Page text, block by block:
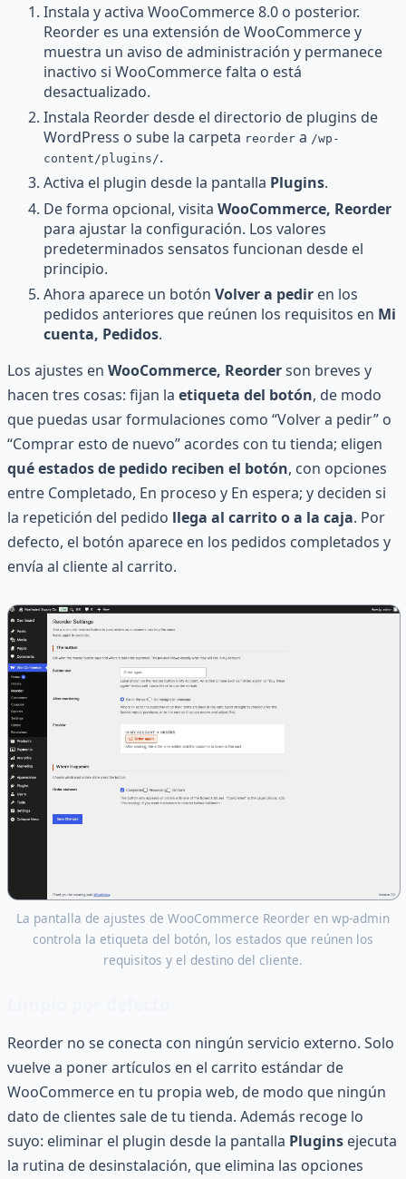
Instala y activa WooCommerce 8.0 o posterior.
Reorder es una extensión de WooCommerce y
muestra un aviso de administración y permanece
inactivo si WooCommerce falta o está
desactualizado.
Instala Reorder desde el directorio de plugins de
WordPress o sube la carpeta reorder a /wp-
content/plugins/.
Activa el plugin desde la pantalla Plugins.
De forma opcional, visita WooCommerce, Reorder
para ajustar la configuración. Los valores
predeterminados sensatos funcionan desde el
principio.
Ahora aparece un botón Volver a pedir en los
pedidos anteriores que reúnen los requisitos en Mi
cuenta, Pedidos.
Los ajustes en WooCommerce, Reorderson breves y
hacen tres cosas: fijan la etiqueta del botón, de modo
que puedas usar formulaciones como “Volver a pedir” o
“Comprar esto de nuevo” acordes con tu tienda; eligen
qué estados de pedido reciben el botón, con opciones
entre Completado, En proceso y En espera; y deciden si
la repetición del pedido llega al carrito o a la caja. Por
defecto, el botón aparece en los pedidos completados y
envía al cliente al carrito.
La pantalla de ajustes de WooCommerce Reorder en wp-admin
controla la etiqueta del botón, los estados que reúnen los
requisitos y el destino del cliente.
Reorder no se conecta con ningún servicio externo. Solo
vuelve a poner artículos en el carrito estándar de
WooCommerce en tu propia web, de modo que ningún
dato de clientes sale de tu tienda. Además recoge lo
suyo: eliminar el plugin desde la pantalla Plugins ejecuta
la rutina de desinstalación, que elimina las opciones